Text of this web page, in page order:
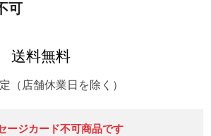
可
送料無料
（店舗休業日を除く）
ージカード不可商品です